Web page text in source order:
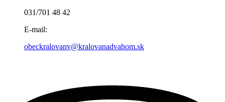
031/701 48 42
E-mail:
obeckralovanv@kralovanadvahom.sk